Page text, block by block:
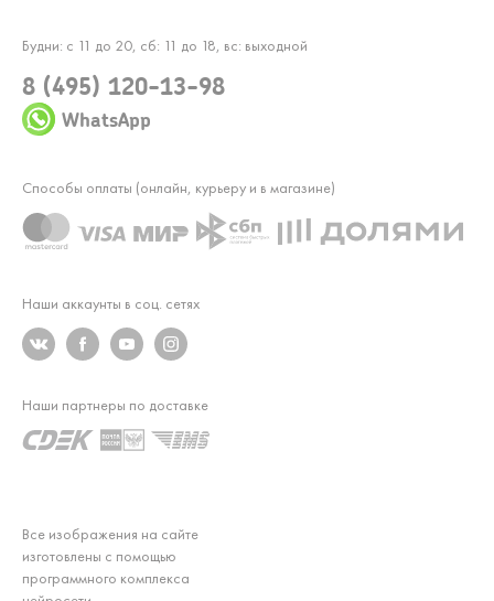
Будни: с 11 до 20, сб: 11 до 18, вс: выходной
8 (495) 120-13-98
WhatsApp
Наши аккаунты в соц. сетях
Все изображения на сайте
изготовлены с помощью
программного комплекса
Способы оплаты (онлайн, курьеру и в магазине)
Наши партнеры по доставке